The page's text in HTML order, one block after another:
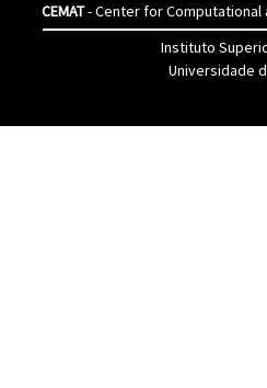
CEMAT- Center for Computational
Instituto
Universidade